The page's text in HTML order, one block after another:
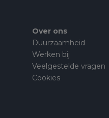
Over ons
Duurzaamheid
Werken bij
Veelgestelde vragen
Cookies